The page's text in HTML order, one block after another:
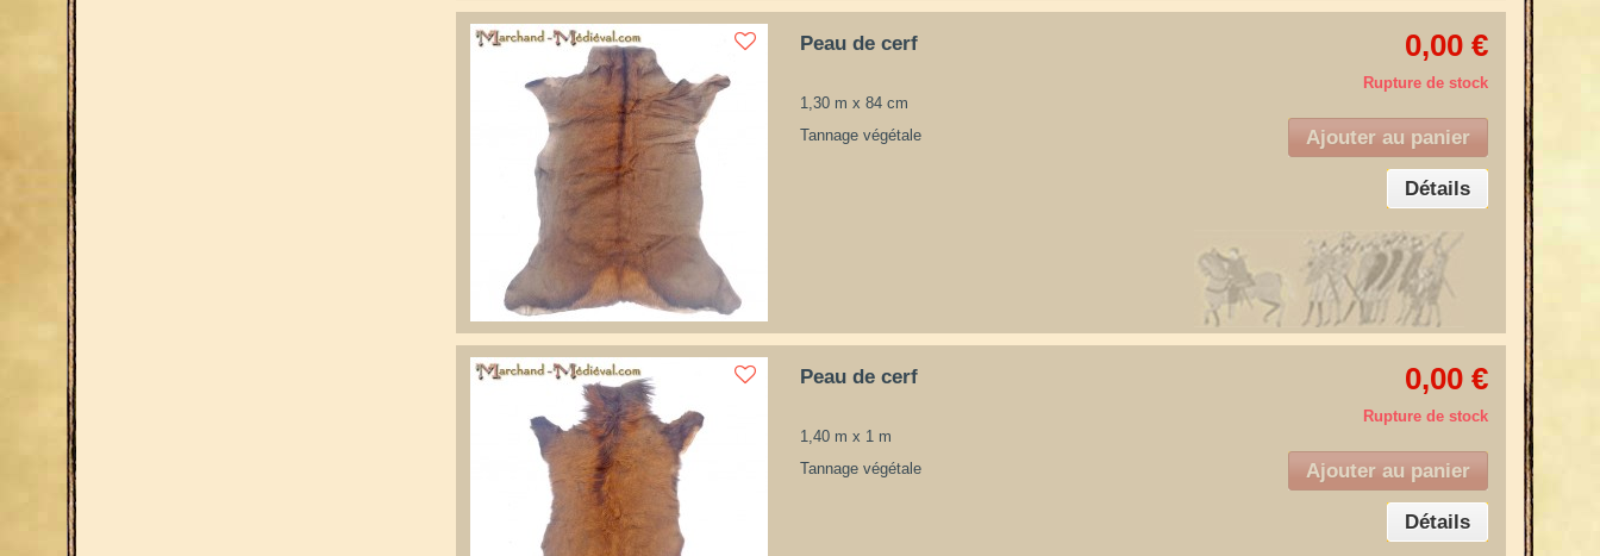
Peau de cerf
1,30 m x 84 cm
Tannage végétale
0,00 €
Rupture de stock
Ajouter au panier
Détails
Peau de cerf
1,40 m x 1 m
Tannage végétale
0,00 €
Rupture de stock
Ajouter au panier
Détails